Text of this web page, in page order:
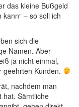
das kleine Bußgeld
– so soll ich
sich die
Namen. Aber
ja nicht einmal,
geehrten Kunden.
nachdem man
hat. Sämtliche